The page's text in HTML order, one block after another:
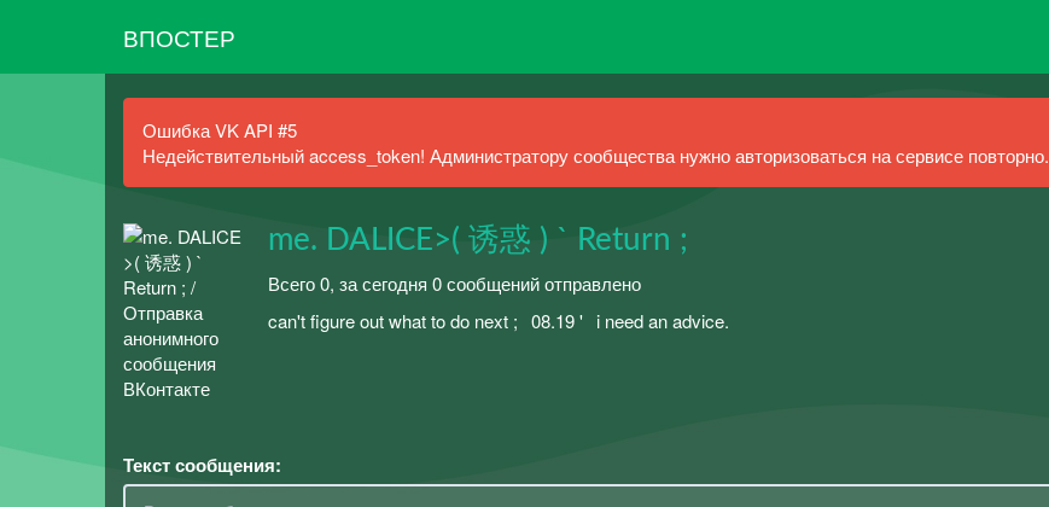
ВПОСТЕР
Ошибка VK API #5
Недействительный access_token! Администратору сообщества нужно авторизоваться на сервисе повторно.
me. DALICEㅤ>ㅤ( 诱惑 ) ` Return ;
Всего 0, за сегодня 0 сообщений отправлено
can't figure out what to do next ;⠀08.19 '⠀i need an advice.⠀⠀⠀⠀
Текст сообщения: